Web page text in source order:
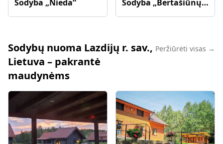
Sodyba „Nieda“ Sodyba „Bertašiūnų vienkiemis“
Sodybų nuoma Lazdijų r. sav.,
Lietuva – pakrantė
maudynėms
Peržiūrėti visas →